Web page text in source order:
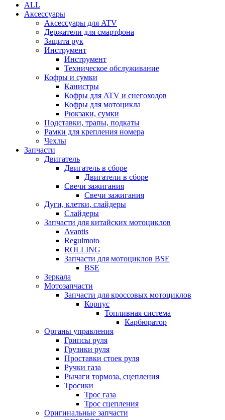
ALL
Аксессуары
Аксессуары для ATV
Держатели для смартфона
Защита рук
Инструмент
Инструмент
Техническое обслуживание
Кофры и сумки
Канистры
Кофры для ATV и снегоходов
Кофры для мотоцикла
Рюкзаки, сумки
Подставки, трапы, подкаты
Рамки для крепления номера
Чехлы
Запчасти
Двигатель
Двигатель в сборе
Двигатели в сборе
Свечи зажигания
Свечи зажигания
Дуги, клетки, слайдеры
Слайдеры
Запчасти для китайских мотоциклов
Avantis
Regulmoto
ROLLING
Запчасти для мотоциклов BSE
BSE
Зеркала
Мотозапчасти
Запчасти для кроссовых мотоциклов
Корпус
Топливная система
Карбюратор
Органы управления
Грипсы руля
Грузики руля
Проставки стоек руля
Ручки газа
Рычаги тормоза, сцепления
Тросики
Трос газа
Трос сцепления
Оригинальные запчасти